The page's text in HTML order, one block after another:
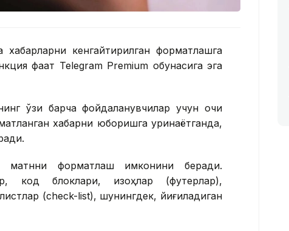
кенгайтирилган форматлашга
фақат Telegram Premium обунасига эга
ўзи барча фойдаланувчилар учун очиқ
хабарни юборишга уринаётганда,
форматлаш имконини беради.
код блоклари, изоҳлар (футерлар),
(check-list), шунингдек, йиғиладиган